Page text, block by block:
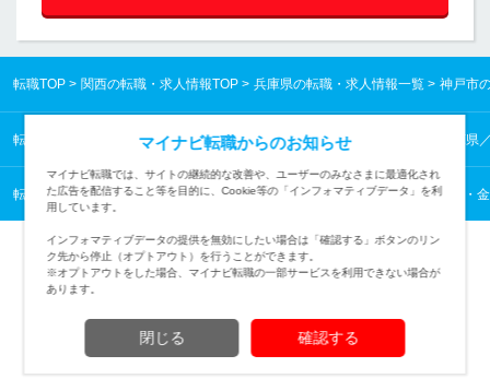
転職TOP 関西の転職・求人情報TOP 兵庫県の転職・求人情報一覧 神戸市
転職TOP 関西の転職・求人情報TOP 兵庫県の転職・求人情報一覧 兵庫県
転職TOP コンサルタント・金融・不動産専門職から探す コンサルタント・
(c) Mynavi Corporation
マイナビ転職からのお知らせ
マイナビ転職では、サイトの継続的な改善や、ユーザーのみなさまに最適化され
た広告を配信すること等を目的に、Cookie等の「インフォマティブデータ」を利
用しています。
インフォマティブデータの提供を無効にしたい場合は「確認する」ボタンのリン
ク先から停止（オプトアウト）を行うことができます。
※オプトアウトをした場合、マイナビ転職の一部サービスを利用できない場合が
あります。
閉じる 確認する